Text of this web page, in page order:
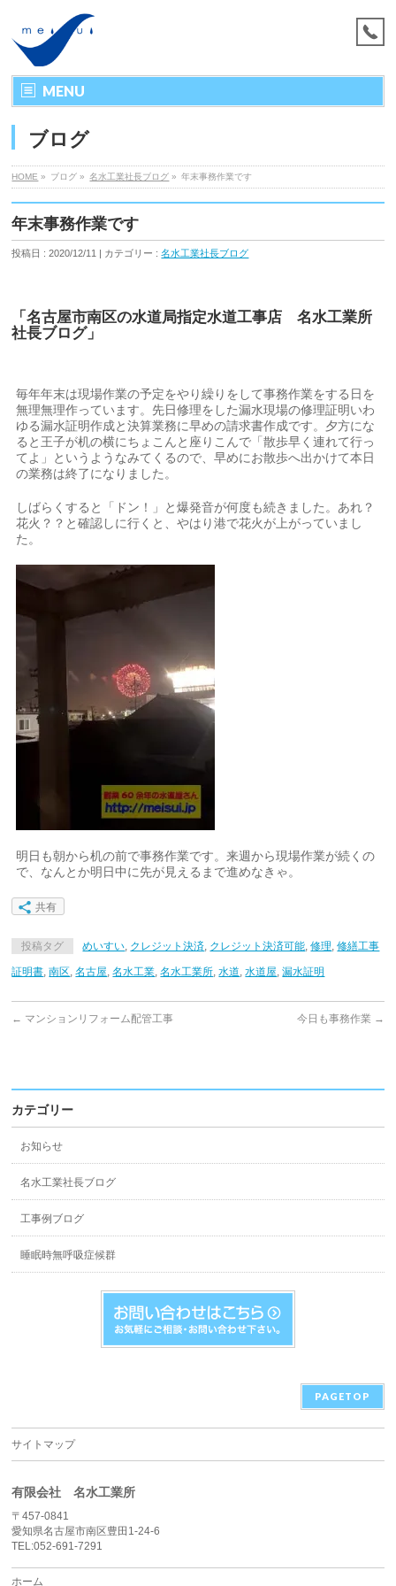
MENU
ブログ
HOME » ブログ » 名水工業社長ブログ » 年末事務作業です
年末事務作業です
投稿日 : 2020/12/11 | カテゴリー :名水工業社長ブログ
「名古屋市南区の水道局指定水道工事店 名水工業所
社長ブログ」
毎年年末は現場作業の予定をやり繰りをして事務作業をする日を
無理無理作っています。先日修理をした漏水現場の修理証明いわ
ゆる漏水証明作成と決算業務に早めの請求書作成です。夕方にな
ると王子が机の横にちょこんと座りこんで「散歩早く連れて行っ
てよ」というようなみてくるので、早めにお散歩へ出かけて本日
の業務は終了になりました。
しばらくすると「ドン！」と爆発音が何度も続きました。あれ？
花火？？と確認しに行くと、やはり港で花火が上がっていまし
た。
明日も朝から机の前で事務作業です。来週から現場作業が続くの
で、なんとか明日中に先が見えるまで進めなきゃ。
共有
投稿タグ めいすい, クレジット決済, クレジット決済可能,修理,修繕工事
証明書,南区,名古屋,名水工業,名水工業所,水道,水道屋,漏水証明
← マンションリフォーム配管工事 今日も事務作業 →
カテゴリー
お知らせ
名水工業社長ブログ
工事例ブログ
睡眠時無呼吸症候群
PAGETOP
サイトマップ
有限会社 名水工業所
〒457-0841
愛知県名古屋市南区豊田1-24-6
TEL:052-691-7291
ホーム